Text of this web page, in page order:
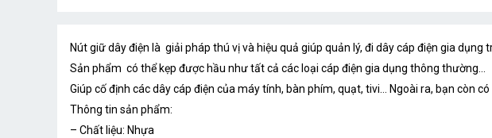
Nút giữ dây điện là giải pháp thú vị và hiệu quả giúp quản lý, đi dây cáp điện gia dụng
Sản phẩm có thể kẹp được hầu như tất cả các loại cáp điện gia dụng thông thường…
Giúp cố định các dây cáp điện của máy tính, bàn phím, quạt, tivi… Ngoài ra, bạn còn
Thông tin sản phẩm:
– Chất liệu: Nhựa